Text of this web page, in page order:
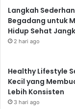
Langkah
Begadang untuk
Hidup Sehat
2 hari ago
Healthy Lifestyle
Kecil yang
Lebih Konsisten
3 hari ago